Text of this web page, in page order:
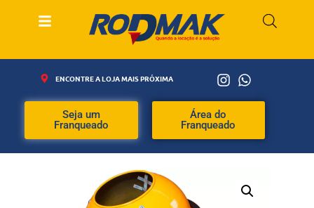
ENCONTRE A LOJA MAIS PRÓXIMA
Seja um
Franqueado
Área do
Franqueado